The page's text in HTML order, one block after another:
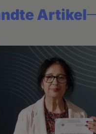
Artikel